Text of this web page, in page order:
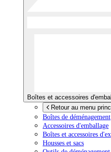
Boîtes et accessoires
Retour au menu
Boîtes de déménagement
Accessoires d'emballage
Boîtes et accessoires
Housses et sacs